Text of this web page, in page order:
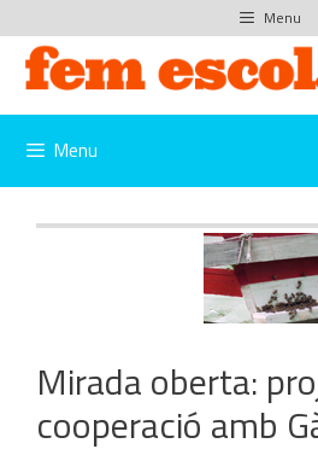
al
contingut
Menu
Menu
Mirada oberta:
cooperació amb